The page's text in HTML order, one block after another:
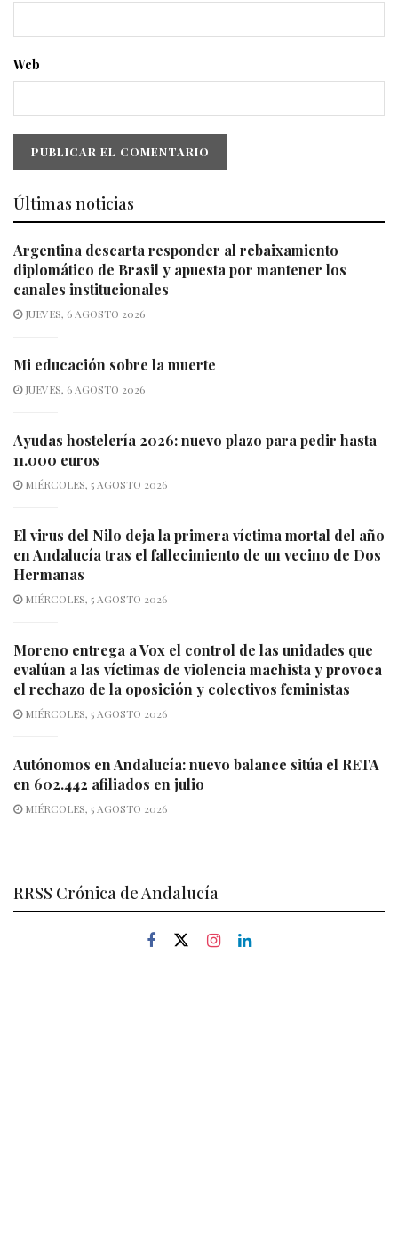
Web
Últimas noticias
Argentina descarta responder al rebaixamiento
diplomático de Brasil y apuesta por mantener los
canales institucionales
JUEVES, 6 AGOSTO 2026
Mi educación sobre la muerte
JUEVES, 6 AGOSTO 2026
Ayudas hostelería 2026: nuevo plazo para pedir hasta
11.000 euros
MIÉRCOLES, 5 AGOSTO 2026
El virus del Nilo deja la primera víctima mortal del año
en Andalucía tras el fallecimiento de un vecino de Dos
Hermanas
MIÉRCOLES, 5 AGOSTO 2026
Moreno entrega a Vox el control de las unidades que
evalúan a las víctimas de violencia machista y provoca
el rechazo de la oposición y colectivos feministas
MIÉRCOLES, 5 AGOSTO 2026
Autónomos en Andalucía: nuevo balance sitúa el RETA
en 602.442 afiliados en julio
MIÉRCOLES, 5 AGOSTO 2026
RRSS Crónica de Andalucía